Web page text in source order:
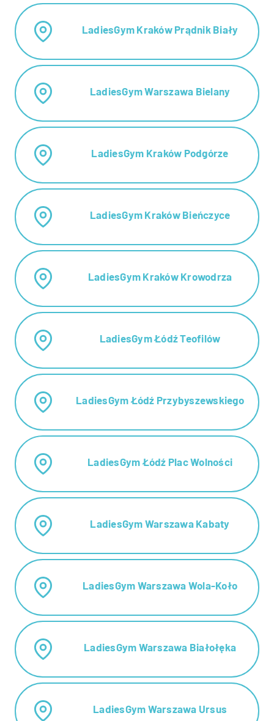
LadiesGym Kraków Prądnik Biały
LadiesGym Warszawa Bielany
LadiesGym Kraków Podgórze
LadiesGym Kraków Bieńczyce
LadiesGym Kraków Krowodrza
LadiesGym Łódź Teofilów
LadiesGym Łódź Przybyszewskiego
LadiesGym Łódź Plac Wolności
LadiesGym Warszawa Kabaty
LadiesGym Warszawa Wola-Koło
LadiesGym Warszawa Białołęka
LadiesGym Warszawa Ursus